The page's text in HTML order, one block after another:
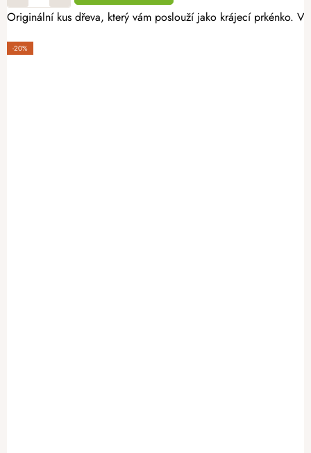
Originální kus dřeva, který vám poslouží jako krájecí prkénko.
-20%